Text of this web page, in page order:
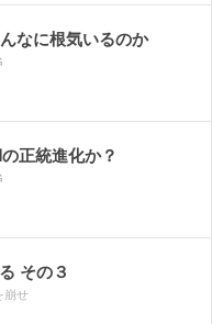
なに根気いるのか
正統進化か？
その３
崩せ